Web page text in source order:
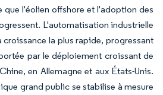
que l'éolien offshore et l'adoption des
L'automatisation industrielle
la plus rapide, progressant
par le déploiement croissant de
en Allemagne et aux États-Unis.
grand public se stabilise à mesure